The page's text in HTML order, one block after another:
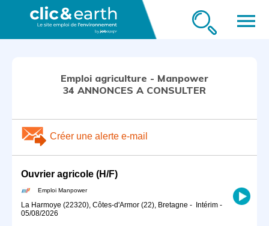
menu
Emploi agriculture - Manpower
34 ANNONCES A CONSULTER
Créer une alerte e-mail
Ouvrier agricole (H/F)
Emploi Manpower
La Harmoye (22320), Côtes-d'Armor (22), Bretagne - Intérim -
05/08/2026